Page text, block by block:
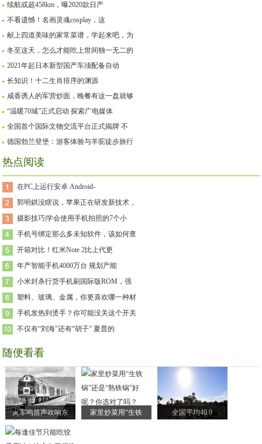
续航或超458km，曝2020款日产
不看遗憾！名画灵魂cosplay，这
献上四道美味的家常菜谱，学起来吧，为
冬至这天，怎么才能吃上世间独一无二的
2021年起日本新型国产车须配备自动
长知识！十二生肖排序的渊源
咸香诱人的军营炒面，晚餐有这一盘就够
“温暖70城”正式启动 探索广电媒体
全国首个国际文物交流平台正式揭牌 不
德国勃兰登堡：游客体验与羊驼徒步旅行
热点阅读
在PC上运行安卓 Android-
郭明錤没瞎说，苹果正在研发新技术，
摄影技巧|学会使用手机拍照的7个小
手机号绑定那么多未知软件，该如何查
开箱对比！红米Note 2比上代更
年产智能手机4000万台 规划产能
小米封杀行货手机刷国际版ROM，强
塑料、玻璃、金属，你更喜欢哪一种材
手机发热到烫手？你可能没关这个开关
不仅有“刘海”还有“胡子” 夏普的
随便看看
火车鸣笛声吹响东 家里炒菜用“生铁 全国平均40.9